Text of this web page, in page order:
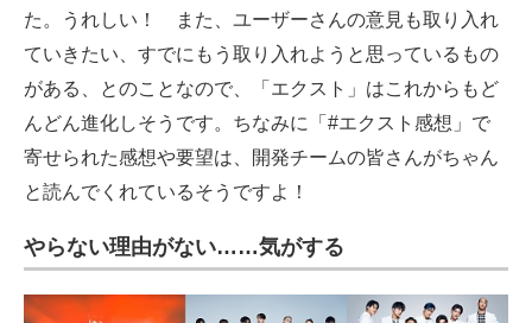
た。うれしい！ また、ユーザーさんの意見も取り入れ
ていきたい、すでにもう取り入れようと思っているもの
がある、とのことなので、「エクスト」はこれからもど
んどん進化しそうです。ちなみに「#エクスト感想」で
寄せられた感想や要望は、開発チームの皆さんがちゃん
と読んでくれているそうですよ！
やらない理由がない……気がする